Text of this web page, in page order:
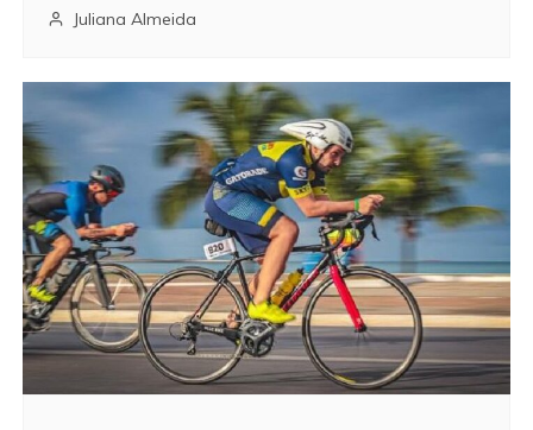
P
o
s
t
Juliana Almeida